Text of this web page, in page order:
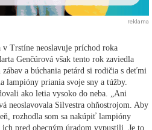
reklama
Trstíne neoslavuje príchod roka
Genčúrová však tento rok zaviedla
a búchania petárd si rodičia s deťmi
lampióny priania svoje sny a túžby.
ako letia vysoko do neba. „Ani
neoslavovala Silvestra ohňostrojom. Aby
rozhodla som sa nakúpiť lampióny
pred obecným úradom vypustili. Je to